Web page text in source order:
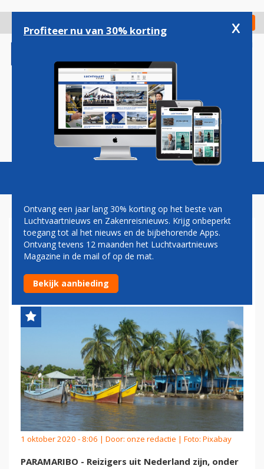
gaan
Check in
Magazine Podcasts Vacatures
NEDERLANDERS ONDER
VOORWAARDEN WEER
WELKOM IN SURINAME
1 oktober 2020 - 8:06 | Door: onze redactie | Foto: Pixabay
PARAMARIBO - Reizigers uit Nederland zijn, onder
Profiteer nu van 30% korting x
Ontvang een jaar lang 30% korting op het beste van
Luchtvaartnieuws en Zakenreisnieuws. Krijg onbeperkt
toegang tot al het nieuws en de bijbehorende Apps.
Ontvang tevens 12 maanden het Luchtvaartnieuws
Magazine in de mail of op de mat.
Bekijk aanbieding